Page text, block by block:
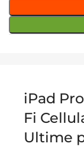
iPad
Fi
Ultime